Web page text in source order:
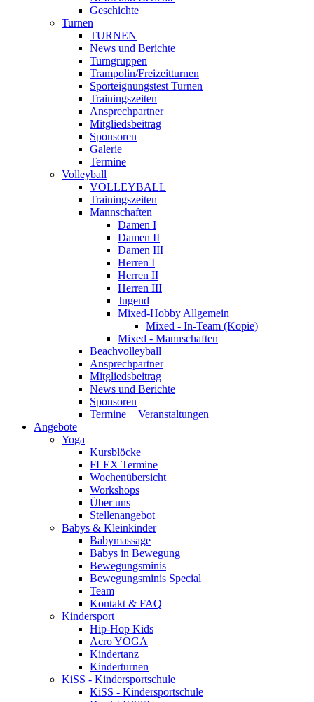
Geschichte
Turnen
TURNEN
News und Berichte
Turngruppen
Trampolin/Freizeitturnen
Sporteignungstest Turnen
Trainingszeiten
Ansprechpartner
Mitgliedsbeitrag
Sponsoren
Galerie
Termine
Volleyball
VOLLEYBALL
Trainingszeiten
Mannschaften
Damen I
Damen II
Damen III
Herren I
Herren II
Herren III
Jugend
Mixed-Hobby Allgemein
Mixed - In-Team (Kopie)
Mixed - Mannschaften
Beachvolleyball
Ansprechpartner
Mitgliedsbeitrag
News und Berichte
Sponsoren
Termine + Veranstaltungen
Angebote
Yoga
Kursblöcke
FLEX Termine
Wochenübersicht
Workshops
Über uns
Stellenangebot
Babys & Kleinkinder
Babymassage
Babys in Bewegung
Bewegungsminis
Bewegungsminis Special
Team
Kontakt & FAQ
Kindersport
Hip-Hop Kids
Acro YOGA
Kindertanz
Kinderturnen
KiSS - Kindersportschule
KiSS - Kindersportschule